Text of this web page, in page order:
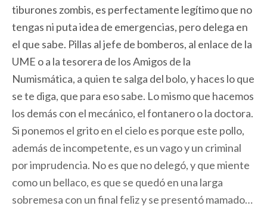
tiburones zombis, es perfectamente legítimo que no
tengas ni puta idea de emergencias, pero delega en
el que sabe. Pillas al jefe de bomberos, al enlace de la
UME o a la tesorera de los Amigos de la
Numismática, a quien te salga del bolo, y haces lo que
se te diga, que para eso sabe. Lo mismo que hacemos
los demás con el mecánico, el fontanero o la doctora.
Si ponemos el grito en el cielo es porque este pollo,
además de incompetente, es un vago y un criminal
por imprudencia. No es que no delegó, y que miente
como un bellaco, es que se quedó en una larga
sobremesa con un final feliz y se presentó mamado…